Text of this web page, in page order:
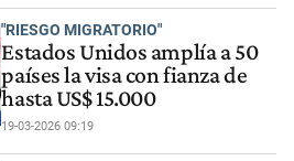
"RIESGO MIGRATORIO"
Estados Unidos amplía a 50
países la visa con fianza de
hasta US$ 15.000
19-03-2026 09:19